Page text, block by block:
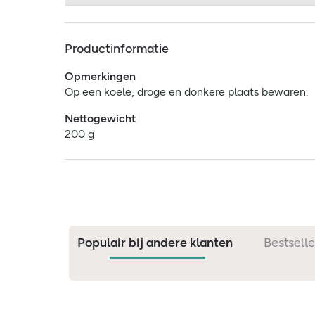
Productinformatie
Opmerkingen
Op een koele, droge en donkere plaats bewaren.
Nettogewicht
200 g
Populair bij andere klanten